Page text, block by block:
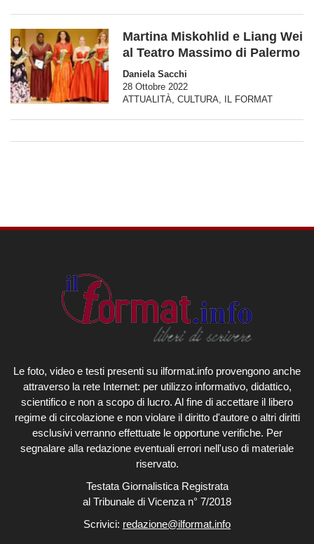
Martina Miskohlid e Liang Wei
al Teatro Massimo di Palermo
Daniela Sacchi
28 Ottobre 2022
ATTUALITÀ, CULTURA, IL FORMAT
Le foto, video e testi presenti su ilformat.info provengono anche
attraverso la rete Internet: per utilizzo informativo, didattico,
scientifico e non a scopo di lucro. Al fine di accettare il libero
regime di circolazione e non violare il diritto d'autore o altri diritti
esclusivi verranno effettuate le opportune verifiche. Per
segnalare alla redazione eventuali errori nell'uso di materiale
riservato.
Testata Giornalistica Registrata
al Tribunale di Vicenza n° 7/2018
Scrivici: redazione@ilformat.info